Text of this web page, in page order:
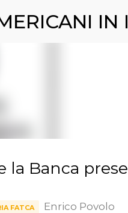
Passa ai
IN
la Banca
FATCA
Enrico Povolo